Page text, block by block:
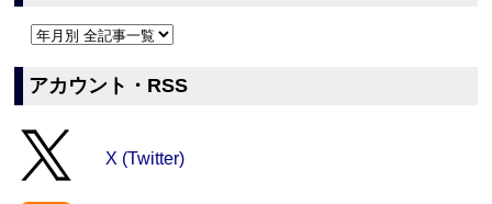
アカウント・RSS
X (Twitter)